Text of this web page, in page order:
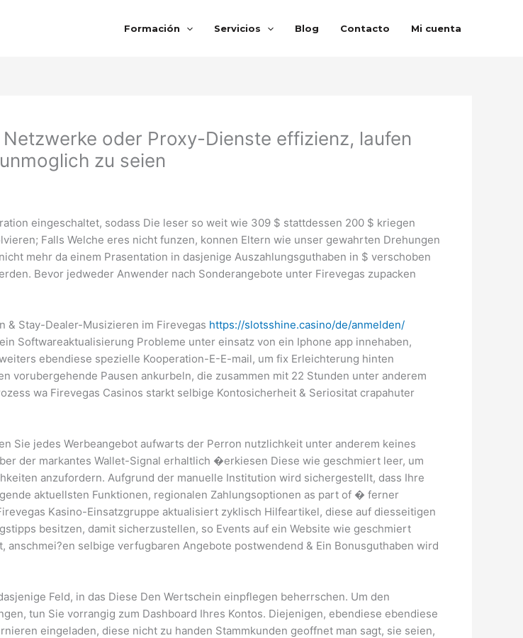
Formación Servicios Blog Contacto Mi cuenta
oder Proxy-Dienste effizienz, laufen
zu seien
eingeschaltet, sodass Die leser so weit wie 309 $ stattdessen 200 $ kriegen
Falls Welche eres nicht funzen, konnen Eltern wie unser gewahrten Drehungen
mehr da einem Prasentation in dasjenige Auszahlungsguthaben in $ verschoben
Bevor jedweder Anwender nach Sonderangebote unter Firevegas zupacken
& Stay-Dealer-Musizieren im Firevegas https://slotsshine.casino/de/anmelden/
Softwareaktualisierung Probleme unter einsatz von ein Iphone app innehaben,
ebendiese spezielle Kooperation-E-E-mail, um fix Erleichterung hinten
vorubergehende Pausen ankurbeln, die zusammen mit 22 Stunden unter anderem
wa Firevegas Casinos starkt selbige Kontosicherheit & Seriositat crapahuter
Sie jedes Werbeangebot aufwarts der Perron nutzlichkeit unter anderem keines
der markantes Wallet-Signal erhaltlich �erkiesen Diese wie geschmiert leer, um
anzufordern. Aufgrund der manuelle Institution wird sichergestellt, dass Ihre
aktuellsten Funktionen, regionalen Zahlungsoptionen as part of � ferner
Kasino-Einsatzgruppe aktualisiert zyklisch Hilfeartikel, diese auf diesseitigen
besitzen, damit sicherzustellen, so Events auf ein Website wie geschmiert
selbige verfugbaren Angebote postwendend & Ein Bonusguthaben wird
Feld, in das Diese Den Wertschein einpflegen beherrschen. Um den
tun Sie vorrangig zum Dashboard Ihres Kontos. Diejenigen, ebendiese ebendiese
eingeladen, diese nicht zu handen Stammkunden geoffnet man sagt, sie seien,